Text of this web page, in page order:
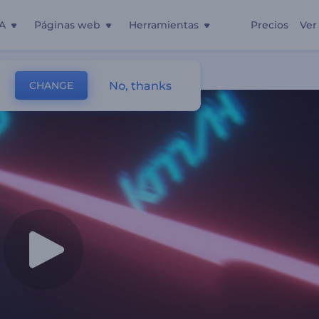
Páginas web Herramientas Precios Ver
CHANGE No, thanks